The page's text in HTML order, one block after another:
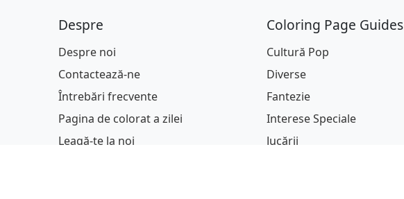
Despre
Despre noi
Contactează-ne
Întrebări frecvente
Pagina de colorat a zilei
Leagă-te la noi
Coloring Page Guides
Cultură Pop
Diverse
Fantezie
Interese Speciale
Jucării